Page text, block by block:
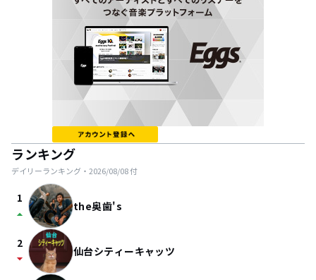
ランキング
デイリーランキング・ 2026/08/08付
1
arrow_drop_up the奥歯's
2
arrow_drop_down 仙台シティーキャッツ